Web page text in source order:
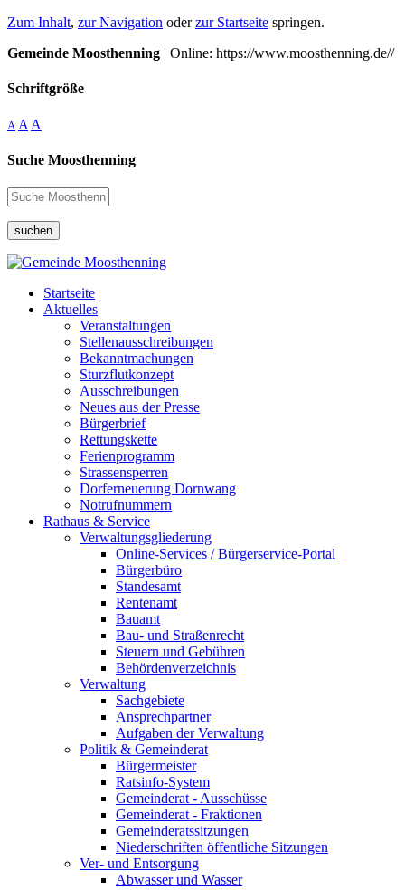
Zum Inhalt, zur Navigation oderzur Startseite springen.
Gemeinde Moosthenning | Online: https://www.moosthenning.de//
Schriftgröße
A A A
Suche Moosthenning
suchen
Startseite
Aktuelles
Veranstaltungen
Stellenausschreibungen
Bekanntmachungen
Sturzflutkonzept
Ausschreibungen
Neues aus der Presse
Bürgerbrief
Rettungskette
Ferienprogramm
Strassensperren
Dorferneuerung Dornwang
Notrufnummern
Rathaus & Service
Verwaltungsgliederung
Online-Services / Bürgerservice-Portal
Bürgerbüro
Standesamt
Rentenamt
Bauamt
Bau- und Straßenrecht
Steuern und Gebühren
Behördenverzeichnis
Verwaltung
Sachgebiete
Ansprechpartner
Aufgaben der Verwaltung
Politik & Gemeinderat
Bürgermeister
Ratsinfo-System
Gemeinderat - Ausschüsse
Gemeinderat - Fraktionen
Gemeinderatssitzungen
Niederschriften öffentliche Sitzungen
Ver- und Entsorgung
Abwasser und Wasser